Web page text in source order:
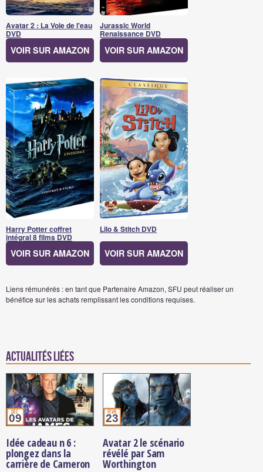
Avatar 2 : La Voie de l'eau
DVD
VOIR SUR AMAZON
Jurassic World
Renaissance DVD
VOIR SUR AMAZON
Harry Potter coffret
intégral 8 films DVD
VOIR SUR AMAZON
Lilo & Stitch DVD
VOIR SUR AMAZON
Liens rémunérés : en tant que Partenaire Amazon, SFU peut réaliser un
bénéfice sur les achats remplissant les conditions requises.
Actualités Liées
déc.
09
Idée cadeau n 6 :
plongez dans la
carrière de Cameron
févr.
23
Avatar 2 le scénario
révélé par Sam
Worthington